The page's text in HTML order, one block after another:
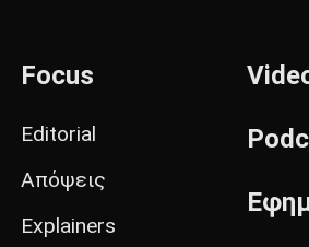
Focus
Editorial
Απόψεις
Explainers